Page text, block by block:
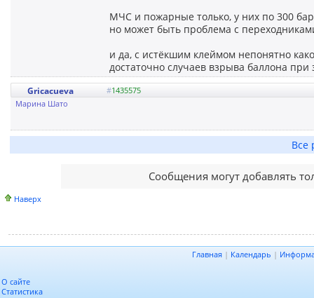
МЧС и пожарные только, у них по 300 бар
но может быть проблема с
и да, с истёкшим клеймом непонятно
достаточно случаев взрыва баллона
Gricacueva #1435575
Марина Шато
Все
Сообщения могут добавлять
Наверх
Главная | Календарь |
О сайте
Статистика